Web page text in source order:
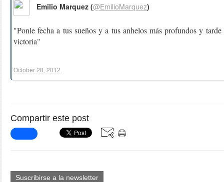
"Ponle fecha a tus sueños y a tus anhelos más profundos y
victoria"
Emilio Marquez (@EmilioMarquez)
October 28, 2012
Compartir este post
Suscribirse a la newsletter